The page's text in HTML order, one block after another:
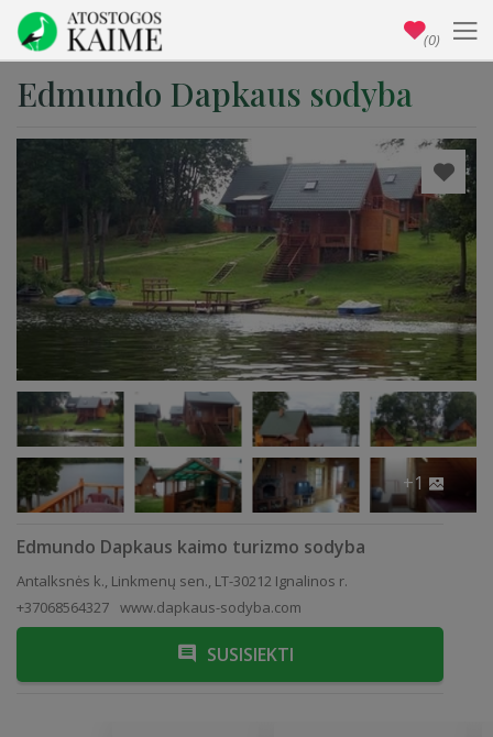
Edmundo Dapkaus sodyba
+1
Edmundo Dapkaus kaimo turizmo sodyba
Antalksnės k., Linkmenų sen., LT-30212 Ignalinos r.
+37068564327 www.dapkaus-sodyba.com
SUSISIEKTI
(0)